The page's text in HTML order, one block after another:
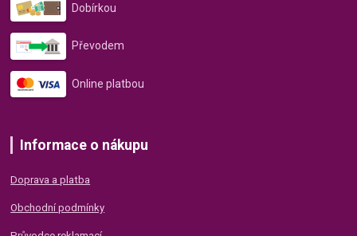
Dobírkou
Převodem
Online platbou
Informace o nákupu
Doprava a platba
Obchodní podmínky